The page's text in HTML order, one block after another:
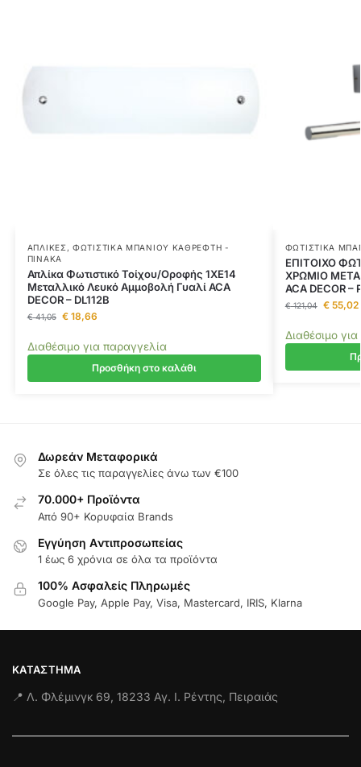
ΑΠΛΊΚΕΣ ,ΦΩΤΙΣΤΙΚΆ ΜΠΆΝΙΟΥ ΚΑΘΡΈΦΤΗ -
ΠΊΝΑΚΑ
Απλίκα Φωτιστικό Τοίχου/Οροφής 1ΧE14
Μεταλλικό Λευκό Αμμοβολή Γυαλί ACA
DECOR – DL112B
€41,05 €18,66
Διαθέσιμο για παραγγελία
Προσθήκη στο καλάθι
ΦΩΤΙΣΤΙΚΆ
ΕΠΙΤΟΙΧΟ
ΧΡΩΜΙΟ
ACA DECOR –
€121,04 €55,02
Διαθέσιμο
Δωρεάν Μεταφορικά
Σε όλες τις παραγγελίες άνω των €100
70.000+ Προϊόντα
Από 90+ Κορυφαία Brands
Εγγύηση Aντιπροσωπείας
1 έως 6 χρόνια σε όλα τα προϊόντα
100% Ασφαλείς Πληρωμές
Google Pay, Apple Pay, Visa, Mastercard, IRIS, Klarna
ΚΑΤΆΣΤΗΜΑ
📍 Λ. Φλέμινγκ 69, 18233 Αγ. Ι. Ρέντης, Πειραιάς